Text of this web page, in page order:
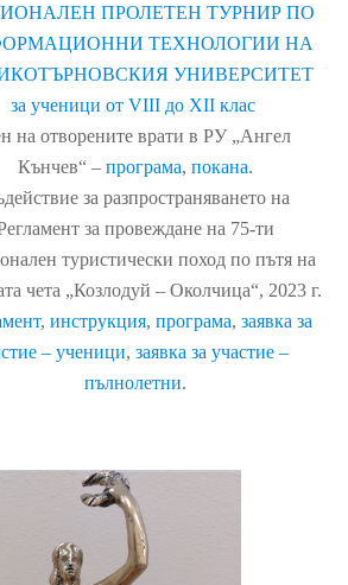
ПРОЛЕТЕН ТУРНИР ПО
ТЕХНОЛОГИИ НА
УНИВЕРСИТЕТ
за ученици от VIII до XII клас
на отворените врати в РУ „Ангел
Кънчев“ – програма, покана.
за разпространяването на
за провеждане на 75-ти
туристически поход по пътя на
чета „Козлодуй – Околчица“, 2023 г.
, инструкция, програма, заявка за
– ученици, заявка за участие –
пълнолетни.